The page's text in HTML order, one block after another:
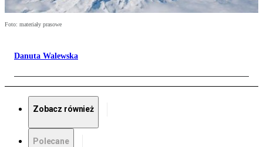
Foto: materiały prasowe
Danuta Walewska
Zobacz również
Polecane